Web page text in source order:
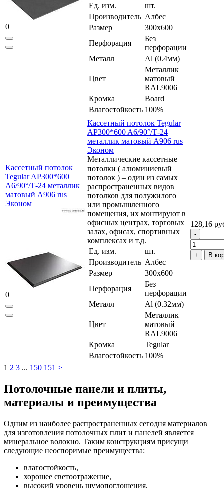
0
Ед. изм.
шт.
Производитель Албес
Размер
300x600
Перфорация
Без
перфорации
Металл
Al (0.4мм)
Цвет
Металлик
матовый
RAL9006
Кромка
Board
Влагостойкость 100%
Кассетный потолок
Tegular AP300*600
A6/90°/Т-24 металлик
матовый А906 rus
Эконом
0
Кассетный потолок Tegular
AP300*600 A6/90°/Т-24
металлик матовый А906 rus
Эконом
Металлические кассетные
потолки ( алюминиевый
потолок ) – один из самых
распространенных видов
потолков для полужилого
или промышленного
помещения, их монтируют в
офисных центрах, торговых
залах, офисах, спортивных
комплексах и т.д.
Ед. изм.
шт.
Производитель Албес
Размер
300x600
Перфорация
Без
перфорации
Металл
Al (0.32мм)
Цвет
Металлик
матовый
RAL9006
Кромка
Tegular
Влагостойкость 100%
128,16
В
1 2 3 ... 150 151 >
Потолочные панели и плиты,
материалы и преимущества
Одним из наиболее распространенных сегодня материалов
для изготовления потолочных плит и панелей является
минеральное волокно. Таким конструкциям присущи
следующие неоспоримые преимущества:
влагостойкость,
хорошее светоотражение,
высокий уровень шумопоглощения,